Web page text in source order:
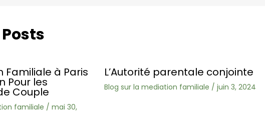
Familiale à Paris
Pour les
Couple
familiale / mai 30,
L’Autorité parentale conjointe
Blog sur la mediation familiale / juin 3, 2024